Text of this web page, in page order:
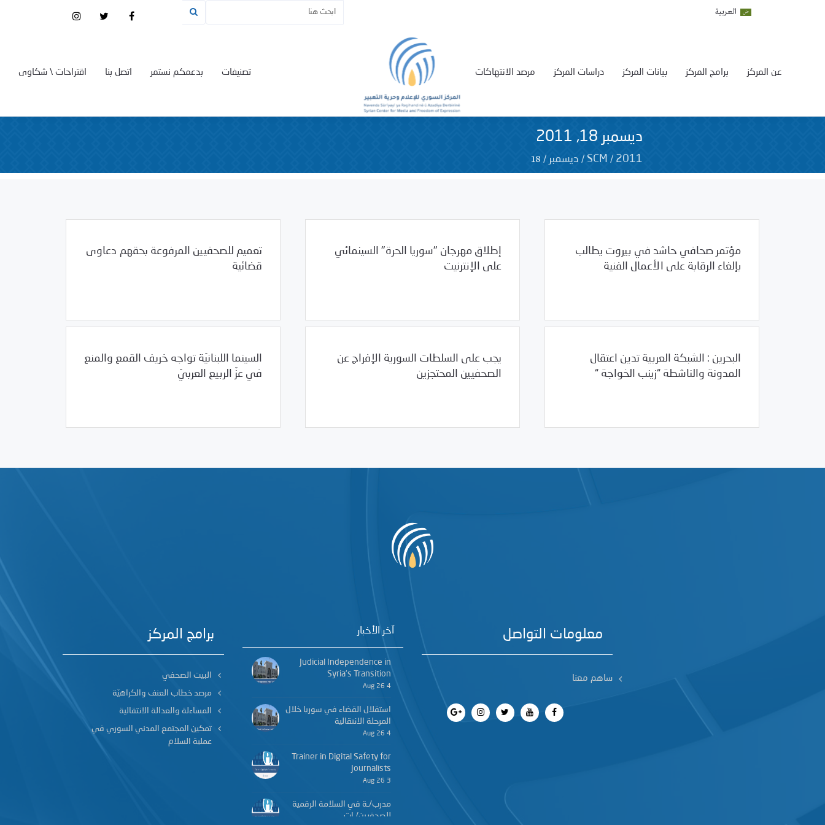
العربية
اقتراحات \ شكاوى اتصل بنا بدعمكم نستمر تصنيفات مرصد الانتهاكات دراسات المركز بيانات المركز برامج المركز عن المركز
ديسمبر 18, 2011
SCM / 2011
/ ديسمبر /
18
تعميم للصحفيين المرفوعة بحقهم دعاوى
قضائية
إطلاق مهرجان "سوريا الحرة" السينمائي
على الإنترنيت
مؤتمر صحافي حاشد في بيروت يطالب
بإلغاء الرقابة على الأعمال الفنية
السينما اللبنانيّة تواجه خريف القمع والمنع
في عزّ الربيع العربيّ
يجب على السلطات السورية الإفراج عن
الصحفيين المحتجزين
البحرين : الشبكة العربية تدين اعتقال
المدونة والناشطة “زينب الخواجة “
برامج المركز
البيت الصحفي
مرصد خطاب العنف والكراهيّة
المساءلة والعدالة الانتقالية
تمكين المجتمع المدني السوري في
عملية السلام
آخر الأخبار
Judicial Independence in
Syria’s Transition
4 Aug 26
استقلال القضاء في سوريا خلال
المرحلة الانتقالية
4 Aug 26
Trainer in Digital Safety for
Journalists
3 Aug 26
مدرب/ـة في السلامة الرقمية
للصحفيين/ـات
معلومات التواصل
ساهم معنا